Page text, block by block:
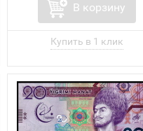
В корзину